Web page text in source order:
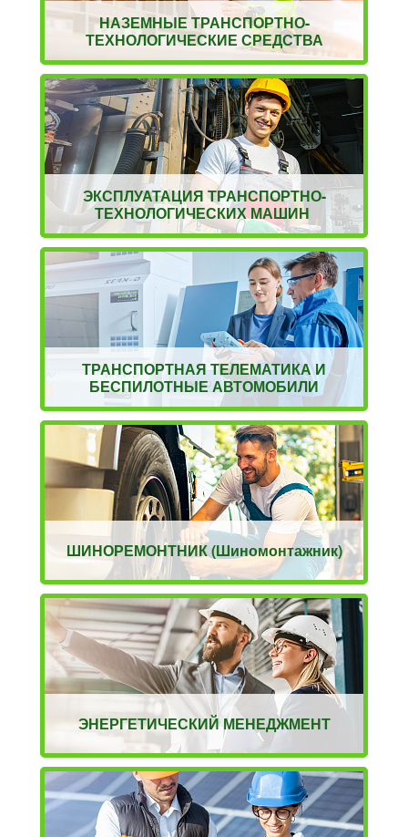
НАЗЕМНЫЕ ТРАНСПОРТНО-
ТЕХНОЛОГИЧЕСКИЕ СРЕДСТВА
ЭКСПЛУАТАЦИЯ ТРАНСПОРТНО-
ТЕХНОЛОГИЧЕСКИХ МАШИН
ТРАНСПОРТНАЯ ТЕЛЕМАТИКА И
БЕСПИЛОТНЫЕ АВТОМОБИЛИ
ШИНОРЕМОНТНИК (Шиномонтажник)
ЭНЕРГЕТИЧЕСКИЙ МЕНЕДЖМЕНТ